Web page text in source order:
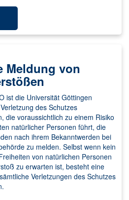
Meldung von
ist die Universität Göttingen
des Schutzes
die voraussichtlich zu einem Risiko
natürlicher Personen führt, die
nach ihrem Bekanntwerden bei
zu melden. Selbst wenn kein
von natürlichen Personen
zu erwarten ist, besteht eine
Verletzungen des Schutzes